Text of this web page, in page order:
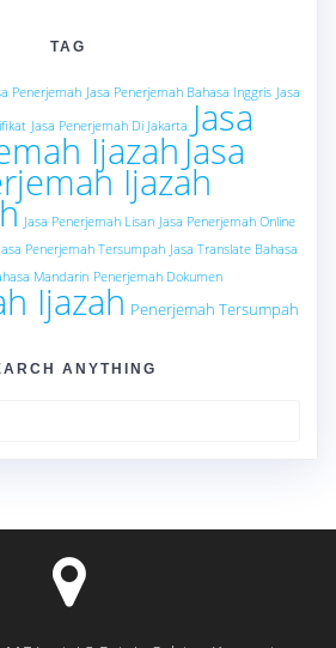
TAG
Penerjemah Jasa Penerjemah Bahasa Inggris Jasa
Jasa Penerjemah Di Jakarta Jasa
Ijazah Jasa
Ijazah
Jasa Penerjemah Lisan Jasa Penerjemah Online
Jasa Penerjemah Tersumpah Jasa Translate Bahasa
Mandarin Penerjemah Dokumen
Ijazah Penerjemah Tersumpah
ANYTHING